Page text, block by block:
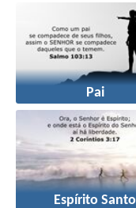
Pai
Espírito Santo